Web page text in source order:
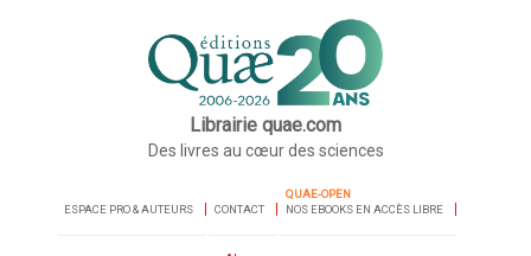
Librairie quae.com
Des livres au cœur des sciences
ESPACE PRO & AUTEURS CONTACT
QUAE-OPEN
NOS EBOOKS EN ACCÈS LIBRE